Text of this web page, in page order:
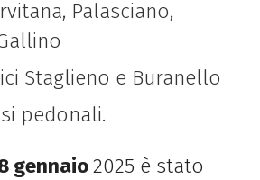
Palasciano,
Staglieno e Buranello
pedonali.
gennaio2025 è stato